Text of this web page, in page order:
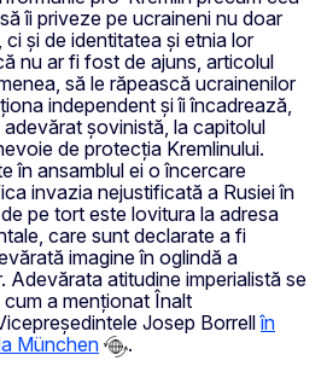
îi priveze pe ucraineni nu doar
și de identitatea și etnia lor
nu ar fi fost de ajuns, articolul
să le răpească ucrainenilor
independent și îi încadrează,
șovinistă, la capitolul
de protecția Kremlinului.
în ansamblul ei o încercare
invazia nejustificată a Rusiei în
pe tort este lovitura la adresa
care sunt declarate a fi
imagine în oglindă a
Adevărata atitudine imperialistă se
a menționat Înalt
Josep Borrellîn
München
.